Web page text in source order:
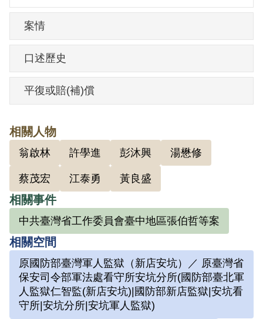
部改組，由彭沐興負責，改為參加彭領導
的支部。1950年2月彭沐興畢業後上山，囑
吳有事找翁啟林談，吳澍培曾找過1次。加
入共黨後，在臺中一中並沒有發展黨員。
彭沐興臨走前亦囑咐，以情勢緊迫，應停
止活動，以免被發覺，只須注意學生動態
即可。但據吳澍培的說法，當時臺灣社會
太亂。國共戰爭愈演愈烈，加上來臺接收
的國民黨官吏貪污腐敗，有正義感的學生
就會去關心、討論，更何況他住在學校宿
舍，下課後與同宿舍的同學談論學校、國
家大事是普遍且難免之事，但治安單位卻
據以認定他參加叛亂組織而加以逮捕、判
刑。
1950年4月9日遭國防部保密局便衣人員逮
捕，送到臺中火車站拘留所，全身被綑
綁，至半夜用貨車送到臺北，再用吉普車
案情
口述歷史
平復或賠(補)償
相關人物
翁啟林 許學進 彭沐興 湯懋修
蔡茂宏 江泰勇 黃良盛
相關事件
中共臺灣省工作委員會臺中地區張伯哲等案
相關空間
原國防部臺灣軍人監獄（新店安坑）／ 原臺灣省
保安司令部軍法處看守所安坑分所(國防部臺北軍
人監獄仁智監(新店安坑)|國防部新店監獄|安坑看
守所|安坑分所|安坑軍人監獄)